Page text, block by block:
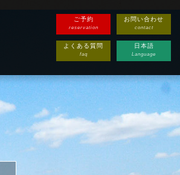
ご予約
reservation
お問い合わせ
contact
よくある質問
faq
日本語
Language